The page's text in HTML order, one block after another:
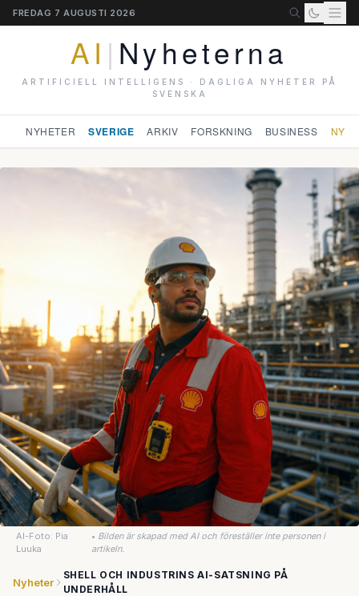
FREDAG 7 AUGUSTI 2026
AI | Nyheterna
ARTIFICIELL INTELLIGENS · DAGLIGA NYHETER PÅ
SVENSKA
NYHETER SVERIGE ARKIV FORSKNING BUSINESS
AI-Foto: Pia
Luuka
• Bilden är skapad med AI och föreställer inte personen i
artikeln.
Nyheter
SHELL OCH INDUSTRINS AI-SATSNING PÅ
UNDERHÅLL